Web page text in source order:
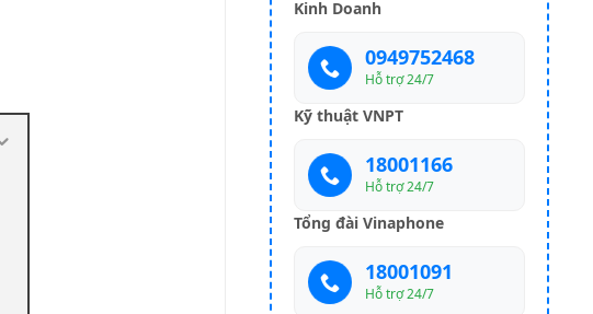
Kinh Doanh
0949752468
Hỗ trợ 24/7
Kỹ thuật VNPT
18001166
Hỗ trợ 24/7
Tổng đài Vinaphone
18001091
Hỗ trợ 24/7